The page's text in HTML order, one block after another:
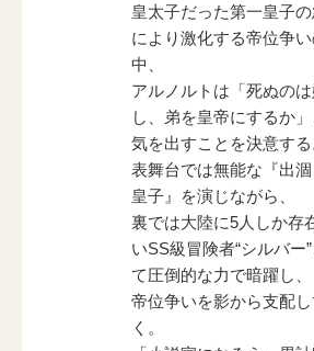
皇太子だった第一皇子
により激化する帝位争
中、
アルノルトは「死ぬの
し、弟を皇帝にするか
気を出すことを決意する
表舞台では無能な『出涸
皇子』を演じながら、
裏では大陸に5人しか存
いSS級冒険者“シルバー
て圧倒的な力で暗躍し、
帝位争いを影から支配
く。